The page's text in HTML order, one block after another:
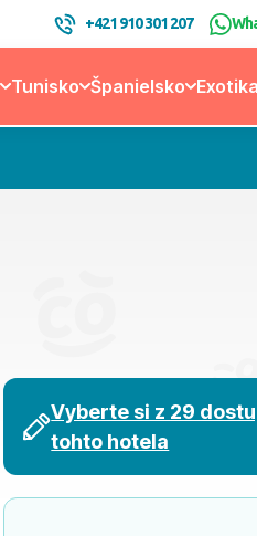
+421 910 301 207
Tunisko Španielsko Exotika
Vyberte si z 29
tohto hotela